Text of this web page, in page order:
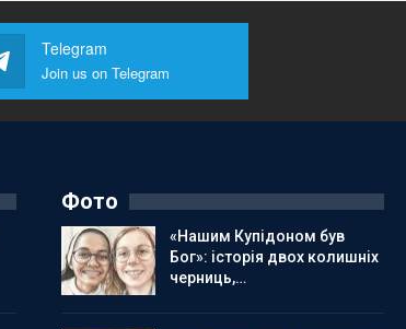
Telegram
Join us on Telegram
Фото
«Нашим Купідоном був
Бог»: історія двох колишніх
черниць,…